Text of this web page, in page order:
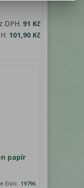
DPH: 91 Kč
101,90 Kč
papír
číslo: 19796